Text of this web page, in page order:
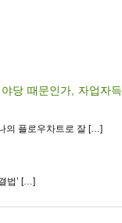
당 때문인가, 자업자득
의 플로우차트로 잘 […]
법’ […]